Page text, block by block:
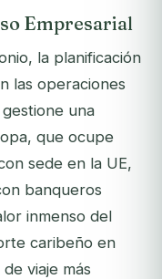
Empresarial
la planificación
las operaciones
una
que ocupe
sede en la UE,
banqueros
inmenso del
caribeño en
viaje más